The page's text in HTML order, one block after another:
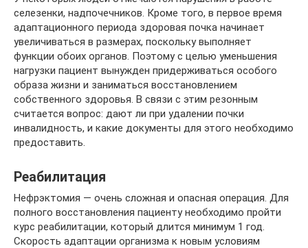
селезенки, надпочечников. Кроме того, в первое время
адаптационного периода здоровая почка начинает
увеличиваться в размерах, поскольку выполняет
функции обоих органов. Поэтому с целью уменьшения
нагрузки пациент вынужден придерживаться особого
образа жизни и заниматься восстановлением
собственного здоровья. В связи с этим резонным
считается вопрос: дают ли при удалении почки
инвалидность, и какие документы для этого необходимо
предоставить.
Реабилитация
Нефрэктомия — очень сложная и опасная операция. Для
полного восстановления пациенту необходимо пройти
курс реабилитации, который длится минимум 1 год.
Скорость адаптации организма к новым условиям